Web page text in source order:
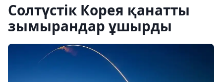
Солтүстік Корея қанатты
зымырандар ұшырды